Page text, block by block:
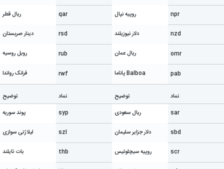
npr روپیه نپال
nzd دلار نیوزیلند
omr ریال عمان
pab Balboa پاناما
qar ریال قطر
rsd دینار صربستان
rub روبل روسیه
rwf فرانک رواندا
نماد
توضیح
sar
ریال سعودی
sbd دلار جزایر سلیمان
scr روپیه سیچلوئیس
نماد
توضیح
syp
پوند سوریه
szl لیلاژنی سوازی
thb بات تایلند